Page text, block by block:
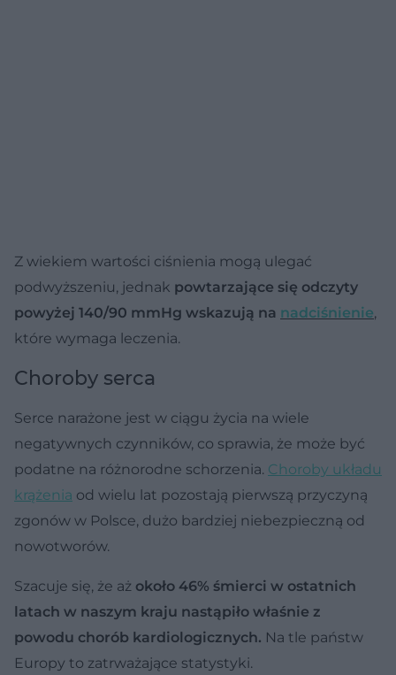
Z wiekiem wartości ciśnienia mogą ulegać
podwyższeniu, jednak powtarzające się odczyty
powyżej 140/90 mmHg wskazują na nadciśnienie,
które wymaga leczenia.
Choroby serca
Serce narażone jest w ciągu życia na wiele
negatywnych czynników, co sprawia, że może być
podatne na różnorodne schorzenia. Choroby układu
krążenia od wielu lat pozostają pierwszą przyczyną
zgonów w Polsce, dużo bardziej niebezpieczną od
nowotworów.
Szacuje się, że aż około 46% śmierci w ostatnich
latach w naszym kraju nastąpiło właśnie z
powodu chorób kardiologicznych. Na tle państw
Europy to zatrważające statystyki.